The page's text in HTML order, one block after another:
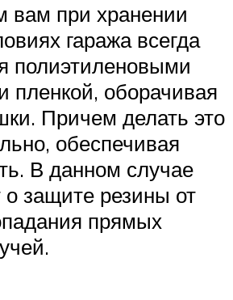
вам при хранении
гаража всегда
полиэтиленовыми
пленкой, оборачивая
Причем делать это
обеспечивая
В данном случае
о защите резины от
прямых